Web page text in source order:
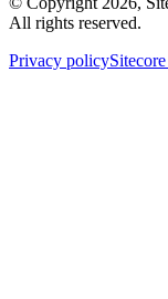
All rights reserved.
Privacy policy